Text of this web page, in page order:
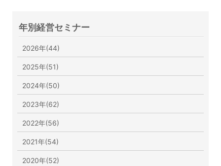
年別経営セミナー
2026年(44)
2025年(51)
2024年(50)
2023年(62)
2022年(56)
2021年(54)
2020年(52)